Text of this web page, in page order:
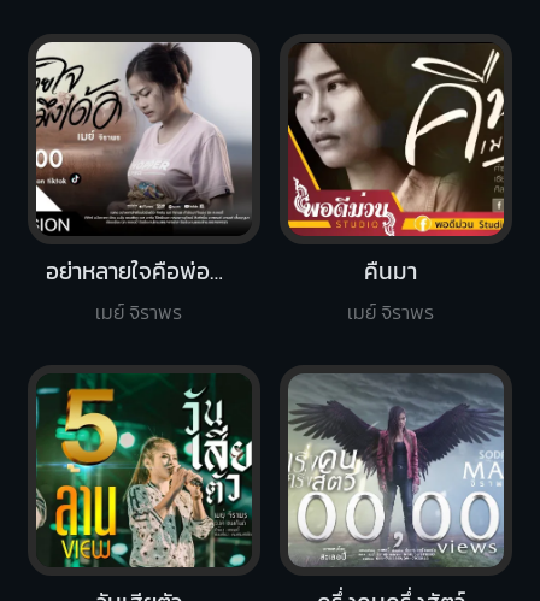
อย่าหลายใจคือพ่อมึงเด้อ
เมย์ จิราพร
คืนมา
เมย์ จิราพร